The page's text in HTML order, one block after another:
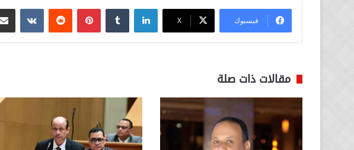
فيسبوك ‫X
لينكدإن بينتيريست
مقالات ذات صلة